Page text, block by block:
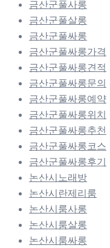
금산군풀사롱
금산군풀살롱
금산군풀싸롱
금산군풀싸롱가격
금산군풀싸롱견적
금산군풀싸롱문의
금산군풀싸롱예약
금산군풀싸롱위치
금산군풀싸롱추천
금산군풀싸롱코스
금산군풀싸롱후기
논산시노래방
논산시란제리룸
논산시룸사롱
논산시룸살롱
논산시룸싸롱